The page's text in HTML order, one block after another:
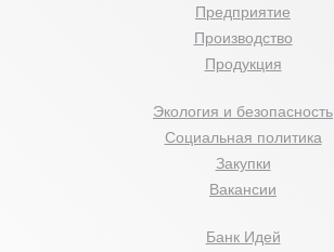
Предприятие
Производство
Продукция
Экология и безопасность
Социальная политика
Закупки
Вакансии
Банк Идей